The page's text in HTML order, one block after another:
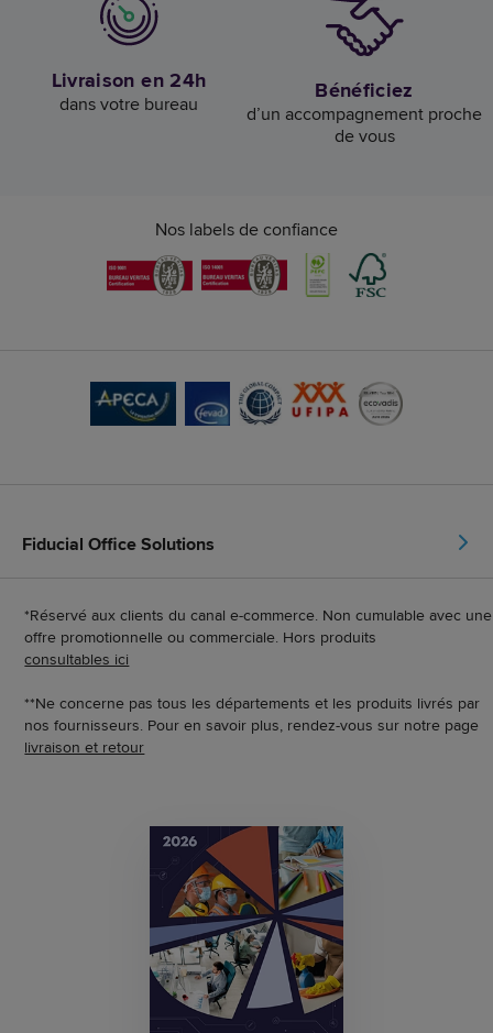
Livraison en 24h
dans votre bureau Bénéficiez
d’un accompagnement proche
de vous
Nos labels de confiance
Fiducial Office Solutions
*Réservé aux clients du canal e-commerce. Non cumulable avec une
offre promotionnelle ou commerciale. Hors produits
consultables ici
**Ne concerne pas tous les départements et les produits livrés par
nos fournisseurs. Pour en savoir plus, rendez-vous sur notre page
livraison et retour